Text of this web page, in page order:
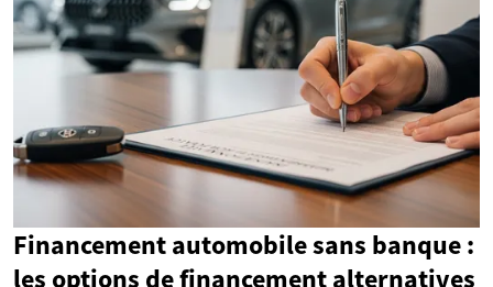
Financement automobile sans banque :
les options de financement alternatives